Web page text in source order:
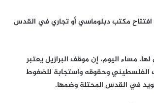
افتتاح مكتب دبلوماسي أو تجاري في القدس
مساء اليوم، إن موقف البرازيل يعتبر
الفلسطيني وحقوقه واستجابة للضغوط
في القدس المحتلة وضمها.